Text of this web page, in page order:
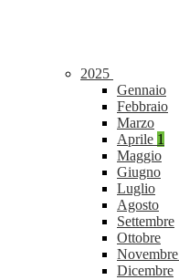
2025
Gennaio
Febbraio
Marzo
Aprile 1
Maggio
Giugno
Luglio
Agosto
Settembre
Ottobre
Novembre
Dicembre